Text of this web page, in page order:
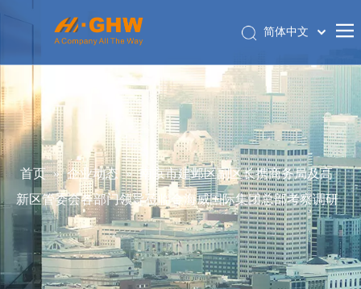
关于我们
产品中心
电商平台
联系我们
关联公司
简体中文
首页 » 企业动态 » 南京市建邺区副区长携商务局及高
新区管委会各部门领导莅临金海威国际集团总部考察调研